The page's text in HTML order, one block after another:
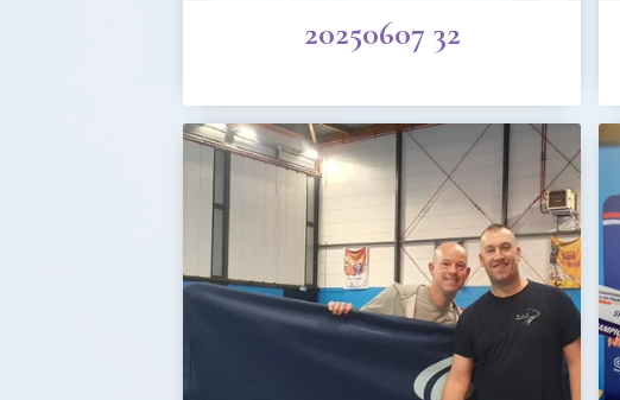
20250607 32